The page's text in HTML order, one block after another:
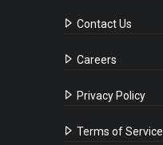
Contact Us
Careers
Privacy Policy
Terms of Service